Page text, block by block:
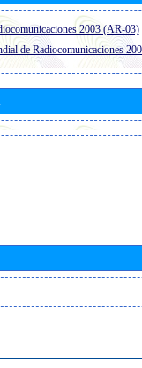
2003 (AR-03)
de Radiocomunicaciones